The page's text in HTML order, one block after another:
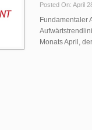
Posted On: April
Fundamentaler
Monats April,